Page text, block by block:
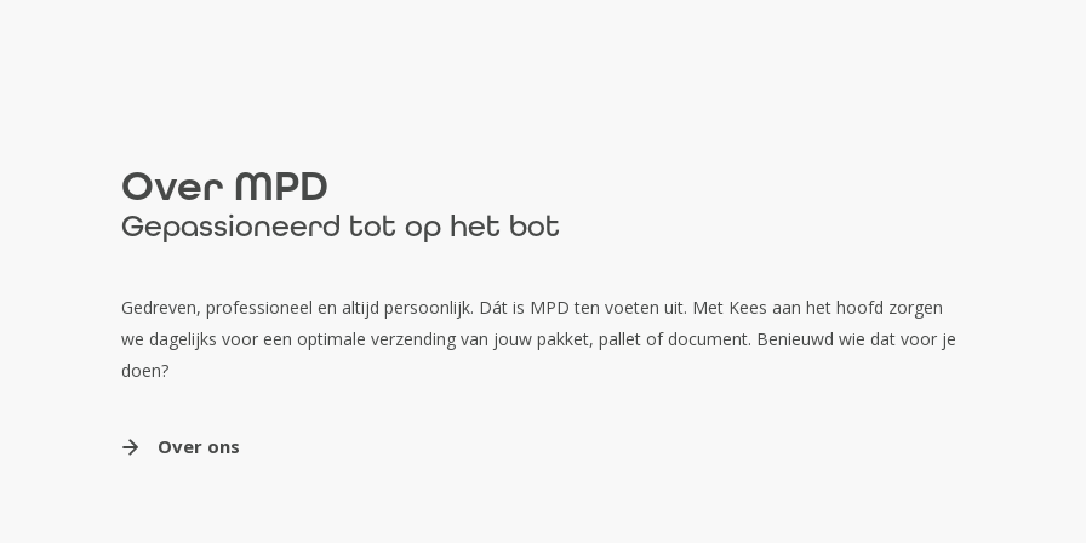
Over MPD
Gepassioneerd tot op het bot
Gedreven, professioneel en altijd persoonlijk. Dát is MPD ten voeten uit. Met Kees aan het hoofd zorgen
we dagelijks voor een optimale verzending van jouw pakket, pallet of document. Benieuwd wie dat voor je
doen?
Over ons